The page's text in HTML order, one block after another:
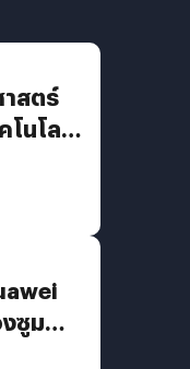
าสตร์
โนโลยี
ซูม